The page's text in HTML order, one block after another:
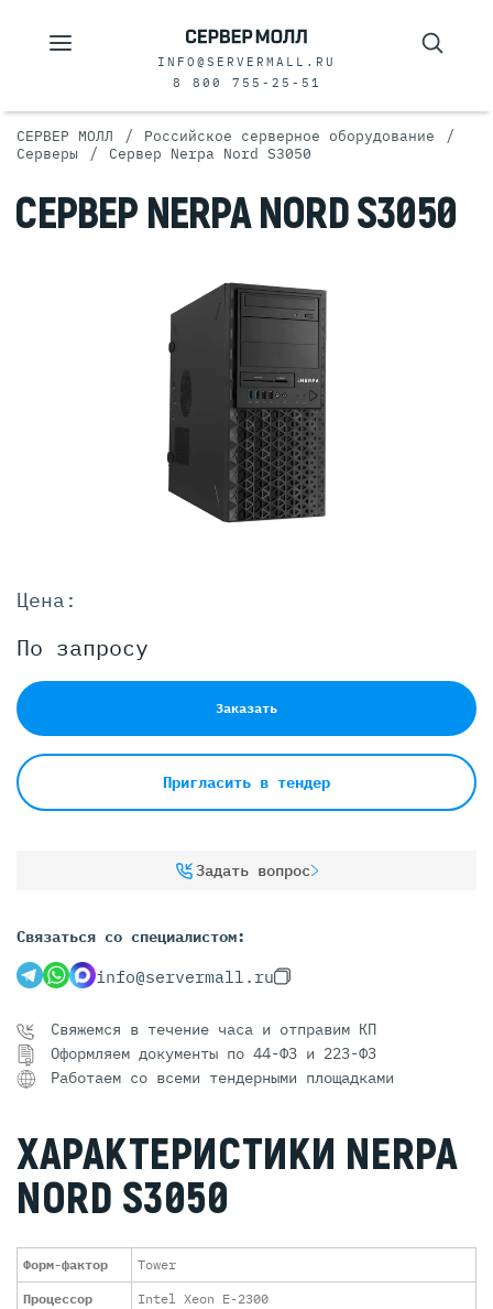
INFO@SERVERMALL.RU
8 800 755-25-51
СЕРВЕР МОЛЛ / Российское серверное оборудование /
Серверы / Сервер Nerpa Nord S3050
СЕРВЕР NERPA NORD S3050
Цена:
По запросу
Заказать
Пригласить в тендер
Задать вопрос
Связаться со специалистом:
info@servermall.ru
Свяжемся в течение часа и отправим КП
Оформляем документы по 44-ФЗ и 223-ФЗ
Работаем со всеми тендерными площадками
ХАРАКТЕРИСТИКИ NERPA
NORD S3050
Форм-фактор Tower
Процессор Intel Xeon E-2300